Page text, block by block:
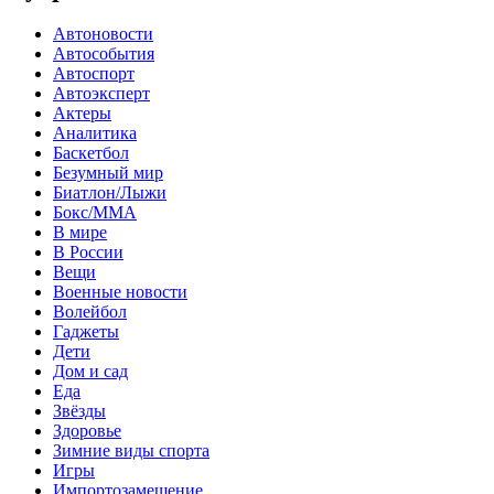
Автоновости
Автособытия
Автоспорт
Автоэксперт
Актеры
Аналитика
Баскетбол
Безумный мир
Биатлон/Лыжи
Бокс/MMA
В мире
В России
Вещи
Военные новости
Волейбол
Гаджеты
Дети
Дом и сад
Еда
Звёзды
Здоровье
Зимние виды спорта
Игры